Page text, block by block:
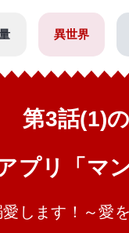
異世界
第3話(1)
プリ「マ
します！～愛